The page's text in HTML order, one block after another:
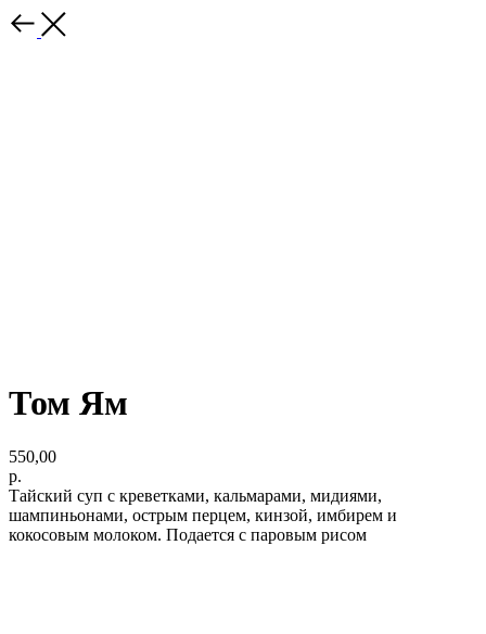
Том Ям
550,00
р.
Тайский суп с креветками, кальмарами, мидиями,
шампиньонами, острым перцем, кинзой, имбирем и
кокосовым молоком. Подается с паровым рисом